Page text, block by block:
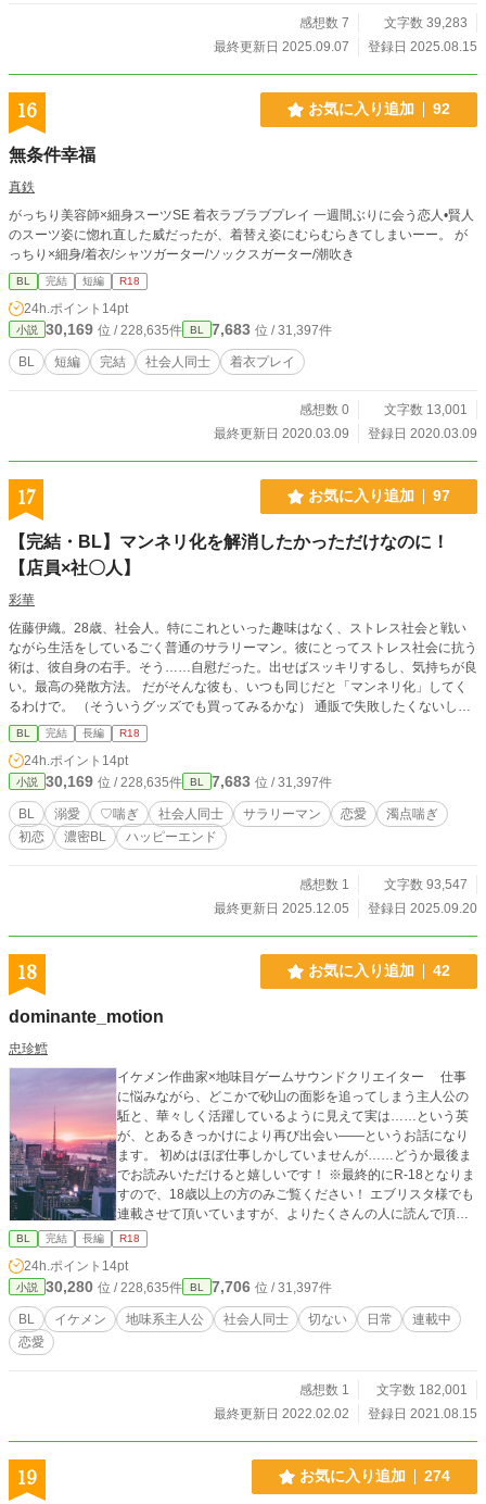
感想数 7
文字数 39,283
最終更新日 2025.09.07
登録日 2025.08.15
16 お気に入り追加 92
無条件幸福
真鉄
がっちり美容師×細身スーツSE 着衣ラブラブプレイ 一週間ぶりに会う恋人•賢人
のスーツ姿に惚れ直した威だったが、着替え姿にむらむらきてしまいーー。 が
っちり×細身/着衣/シャツガーター/ソックスガーター/潮吹き
BL 完結 短編 R18
24h.ポイント 14pt
小説 30,169 位 / 228,635件 BL 7,683 位 / 31,397件
BL 短編 完結 社会人同士 着衣プレイ
感想数 0
文字数 13,001
最終更新日 2020.03.09
登録日 2020.03.09
17 お気に入り追加 97
【完結・BL】マンネリ化を解消したかっただけなのに！
【店員×社〇人】
彩華
佐藤伊織。28歳、社会人。特にこれといった趣味はなく、ストレス社会と戦い
ながら生活をしているごく普通のサラリーマン。彼にとってストレス社会に抗う
術は、彼自身の右手。そう……自慰だった。出せばスッキリするし、気持ちが良
い。最高の発散方法。 だがそんな彼も、いつも同じだと「マンネリ化」してく
るわけで。 （そういうグッズでも買ってみるかな） 通販で失敗したくないし
と、ちょっとした出来心で検索すると意外と近くに店がある。灯台下暗しじゃ
ん！ と喜々としながら、店を訪れる伊織だが……────？ 「そのオ〇ホ、試
してみますか？」 「は……？」 （試すって何！？） ＊＊＊＊＊ こんな感じの、
短い小話の予定です 少し続けてくっ付いて終わるかどうするかは、現在未定で
迷っています。お気軽に感想など頂けると嬉しいです。宜しくお願い致します
＊＊＊＊＊＊＊＊＊＊
BL 完結 長編 R18
24h.ポイント 14pt
小説 30,169 位 / 228,635件 BL 7,683 位 / 31,397件
BL 溺愛 ♡喘ぎ 社会人同士 サラリーマン 恋愛
濁点喘ぎ
初恋
濃密BL ハッピーエンド
感想数 1
文字数 93,547
最終更新日 2025.12.05
登録日 2025.09.20
18 お気に入り追加 42
dominante_motion
忠珍鱈
イケメン作曲家×地味目ゲームサウンドクリエイター 仕事
に悩みながら、どこかで砂山の面影を追ってしまう主人公の
駈と、華々しく活躍しているように見えて実は……という英
が、とあるきっかけにより再び出会い――というお話になり
ます。 初めはほぼ仕事しかしていませんが……どうか最後ま
でお読みいただけると嬉しいです！ ※最終的にR-18となりま
すので、18歳以上の方のみご覧ください！ エブリスタ様でも
連載させて頂いていますが、よりたくさんの人に読んで頂き
たいなぁと思い、こちらにも載せさせて頂きました。 なお、
タイトルは正確なスペルから少し変えております（音楽用語
からそのまま拝借しているため）。
BL 完結 長編 R18
24h.ポイント 14pt
小説 30,280 位 / 228,635件 BL 7,706 位 / 31,397件
BL イケメン 地味系主人公 社会人同士 切ない 日常
連載中
恋愛
感想数 1
文字数 182,001
最終更新日 2022.02.02
登録日 2021.08.15
19 お気に入り追加 274